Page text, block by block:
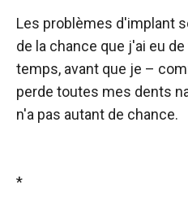
Les problèmes d'implant
de la chance que j'ai eu
temps, avant que je –
perde toutes mes dents
n'a pas autant de chance.
*